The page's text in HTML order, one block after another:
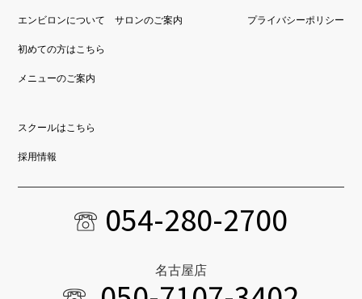
エンビロンについて
初めての方はこちら
メニューのご案内
スクールはこちら
採用情報
サロンのご案内 プライバシーポリシー
054-280-2700
名古屋店